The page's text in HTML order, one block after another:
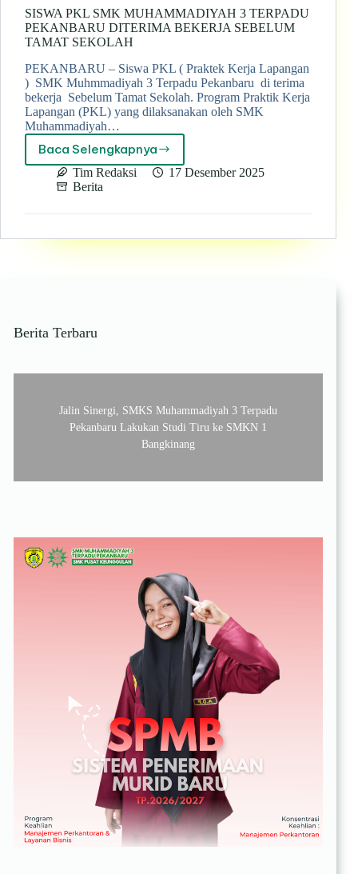
SISWA PKL SMK MUHAMMADIYAH 3 TERPADU
PEKANBARU DITERIMA BEKERJA SEBELUM
TAMAT SEKOLAH
PEKANBARU – Siswa PKL ( Praktek Kerja Lapangan
) SMK Muhmmadiyah 3 Terpadu Pekanbaru di terima
bekerja Sebelum Tamat Sekolah. Program Praktik Kerja
Lapangan (PKL) yang dilaksanakan oleh SMK
Muhammadiyah…
Baca Selengkapnya
SISWA
PKL
3
PEKANBARU
Tim Redaksi
17 Desember 2025
Berita
Berita Terbaru
Jalin Sinergi, SMKS Muhammadiyah 3 Terpadu
Pekanbaru Lakukan Studi Tiru ke SMKN 1
Bangkinang